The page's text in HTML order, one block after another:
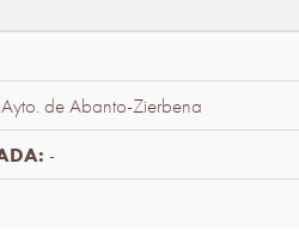
Ayto. de Abanto-Zierbena
-